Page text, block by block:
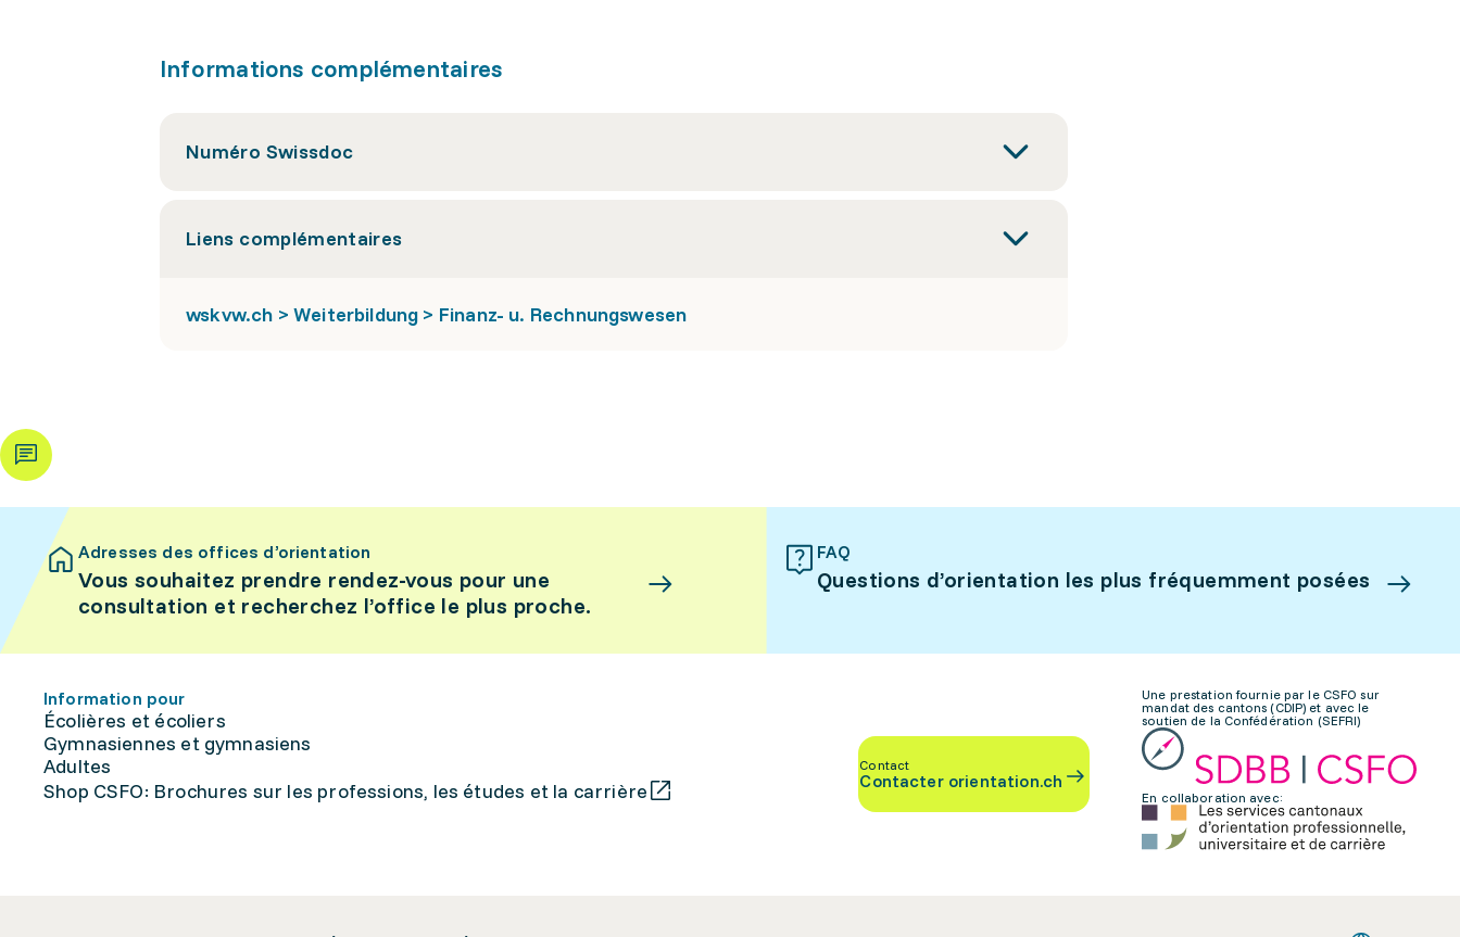
Informations complémentaires
Numéro Swissdoc
Liens complémentaires
wskvw.ch > Weiterbildung > Finanz- u. Rechnungswesen
Adresses des offices d’orientation
Vous souhaitez prendre rendez-vous pour une
consultation et recherchez l’office le plus proche.
FAQ
Questions d’orientation les plus fréquemment posées
Information pour
Écolières et écoliers
Gymnasiennes et gymnasiens
Adultes
Shop CSFO: Brochures sur les professions, les études et la carrière
Contact
Contacter orientation.ch
Une prestation fournie par le CSFO sur
mandat des cantons (CDIP) et avec le
soutien de la Confédération (SEFRI)
En collaboration avec: